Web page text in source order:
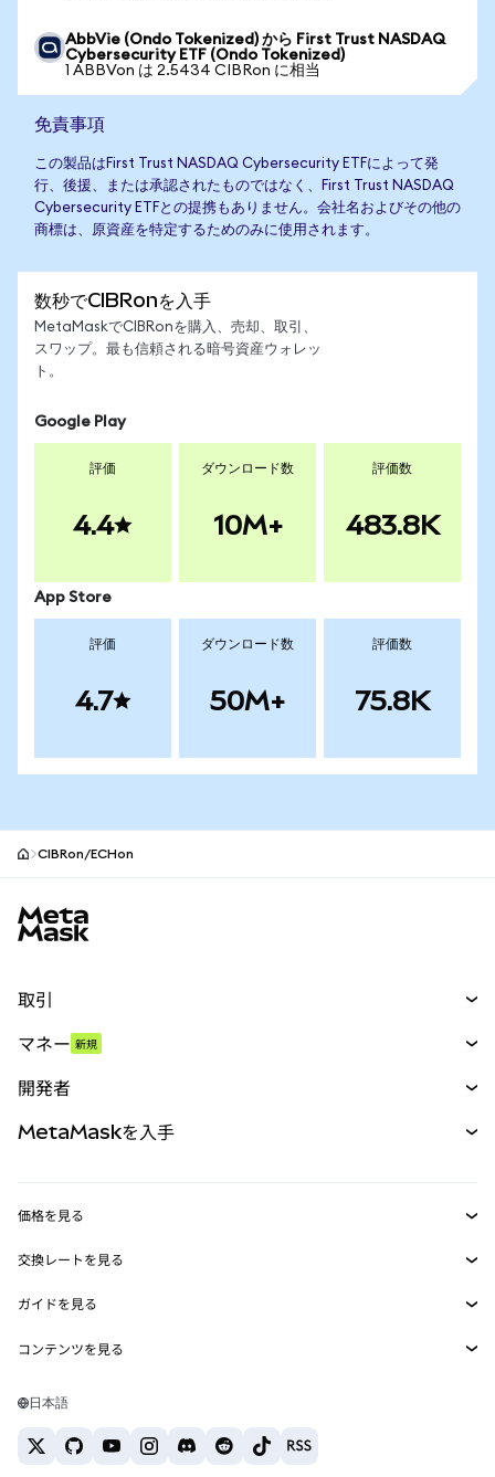
AbbVie (Ondo Tokenized) から First Trust NASDAQ
Cybersecurity ETF (Ondo Tokenized)
1 ABBVon は 2.5434 CIBRon に相当
免責事項
この製品はFirst Trust NASDAQ Cybersecurity ETFによって発
行、後援、または承認されたものではなく、First Trust NASDAQ
Cybersecurity ETFとの提携もありません。会社名およびその他の
商標は、原資産を特定するためのみに使用されます。
数秒でCIBRonを入手
MetaMaskでCIBRonを購入、売却、取引、
スワップ。最も信頼される暗号資産ウォレッ
ト。
Google Play
評価
4.4
ダウンロード数
10M+
評価数
483.8K
App Store
評価
4.7
ダウンロード数
50M+
評価数
75.8K
CIBRon/ECHon
取引
パーペチュアル
RWA
マネー 新規
開発者
MetaMask Connect
Snaps
Web3サービス
MetaMaskを入手
セキュリティ
サポート
キャリア
お問い合わせ
価格を見る
イーサリアムの価格
Solanaの価格
Tetherの価格
交換レートを見る
ETH→USD
USDT→INR
BTC→INR
ETH→USDT
ガイドを見る
ETHの購入
USDTの購入
コンテンツを見る
Solanaウォレット
日本語